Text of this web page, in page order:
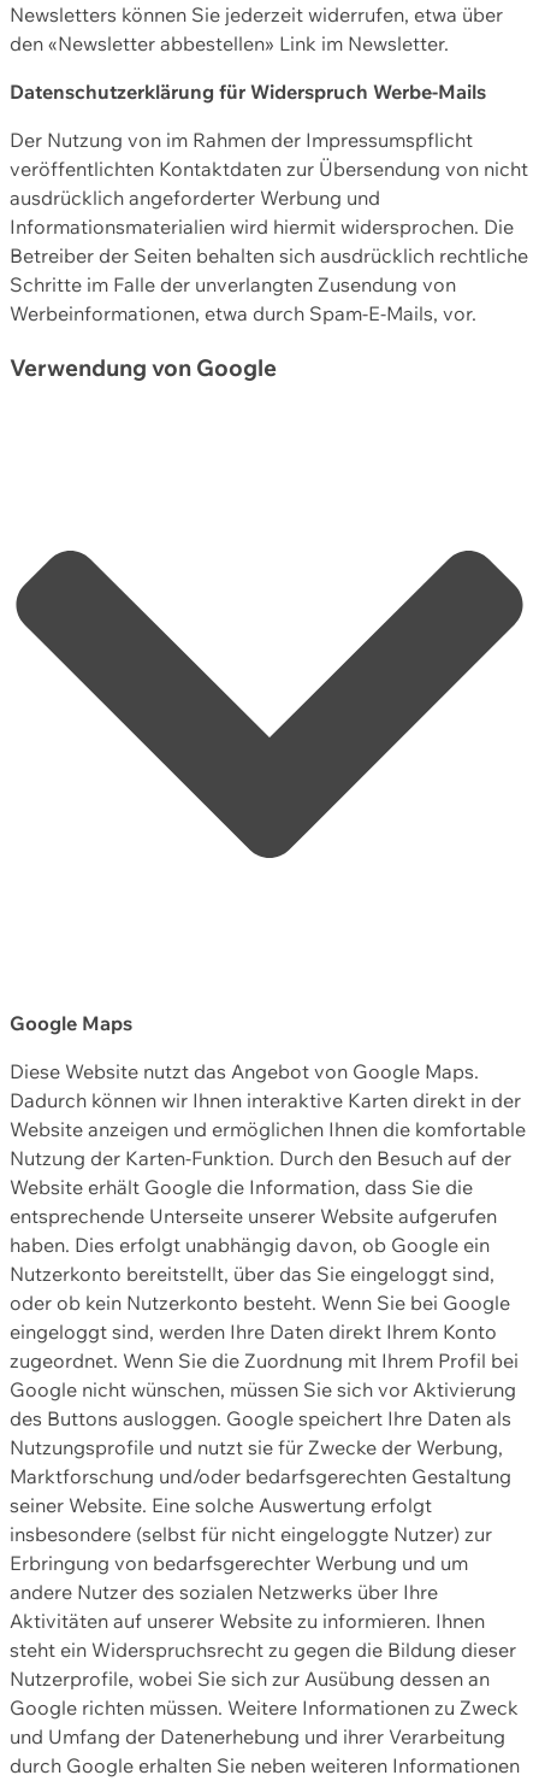
Newsletters können Sie jederzeit widerrufen, etwa über
den «Newsletter abbestellen» Link im Newsletter.
Datenschutzerklärung für Widerspruch Werbe-Mails
Der Nutzung von im Rahmen der Impressumspflicht
veröffentlichten Kontaktdaten zur Übersendung von nicht
ausdrücklich angeforderter Werbung und
Informationsmaterialien wird hiermit widersprochen. Die
Betreiber der Seiten behalten sich ausdrücklich rechtliche
Schritte im Falle der unverlangten Zusendung von
Werbeinformationen, etwa durch Spam-E-Mails, vor.
Verwendung von Google
Google Maps
Diese Website nutzt das Angebot von Google Maps.
Dadurch können wir Ihnen interaktive Karten direkt in der
Website anzeigen und ermöglichen Ihnen die komfortable
Nutzung der Karten-Funktion. Durch den Besuch auf der
Website erhält Google die Information, dass Sie die
entsprechende Unterseite unserer Website aufgerufen
haben. Dies erfolgt unabhängig davon, ob Google ein
Nutzerkonto bereitstellt, über das Sie eingeloggt sind,
oder ob kein Nutzerkonto besteht. Wenn Sie bei Google
eingeloggt sind, werden Ihre Daten direkt Ihrem Konto
zugeordnet. Wenn Sie die Zuordnung mit Ihrem Profil bei
Google nicht wünschen, müssen Sie sich vor Aktivierung
des Buttons ausloggen. Google speichert Ihre Daten als
Nutzungsprofile und nutzt sie für Zwecke der Werbung,
Marktforschung und/oder bedarfsgerechten Gestaltung
seiner Website. Eine solche Auswertung erfolgt
insbesondere (selbst für nicht eingeloggte Nutzer) zur
Erbringung von bedarfsgerechter Werbung und um
andere Nutzer des sozialen Netzwerks über Ihre
Aktivitäten auf unserer Website zu informieren. Ihnen
steht ein Widerspruchsrecht zu gegen die Bildung dieser
Nutzerprofile, wobei Sie sich zur Ausübung dessen an
Google richten müssen. Weitere Informationen zu Zweck
und Umfang der Datenerhebung und ihrer Verarbeitung
durch Google erhalten Sie neben weiteren Informationen